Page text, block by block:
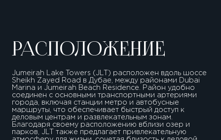
РАСПОЛОЖЕНИЕ
Jumeirah Lake Towers (JLT) расположен вдоль шоссе
Sheikh Zayed Road в Дубае, между районами Dubai
Marina и Jumeirah Beach Residence. Район удобно
соединен с основными транспортными артериями
города, включая станции метро и автобусные
маршруты, что обеспечивает быстрый доступ к
деловым центрам и развлекательным зонам.
Благодаря своему расположению вблизи озер и
парков, JLT также предлагает привлекательную